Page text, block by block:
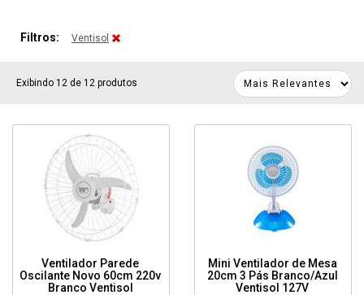
Filtros: Ventisol
Exibindo 12 de 12 produtos
Ventilador Parede
Oscilante Novo 60cm 220v
Branco Ventisol
Mini Ventilador de Mesa
20cm 3 Pás Branco/Azul
Ventisol 127V